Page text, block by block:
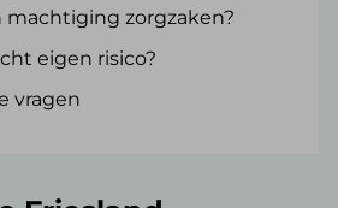
machtiging zorgzaken?
eigen risico?
vragen